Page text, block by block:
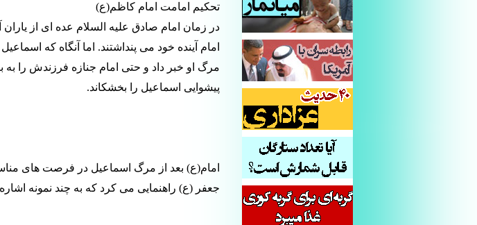
تحکیم امامت امام کاظم(ع)
در زمان امام صادق علیه السلام عده ای از
امام آینده خود می پنداشتند. اما آنگاه که
مرگ او خبر داد و حتی امام جنازه فرزندش را
پیشوایی اسماعیل را بخشکاند.
امام(ع) بعد از مرگ اسماعیل در فرصت های
جعفر (ع) راهنمایی می کرد که به چند نمونه